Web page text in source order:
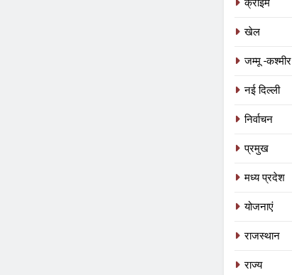
क्राइम
खेल
जम्मू -कश्मीर
नई दिल्ली
निर्वाचन
प्रमुख
मध्य प्रदेश
योजनाएं
राजस्थान
राज्य